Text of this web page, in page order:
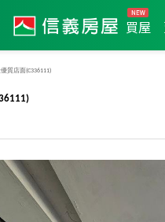
買屋
質店面 (C336111)